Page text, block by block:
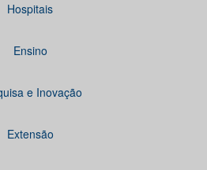
Hospitais
Ensino
e Inovação
Extensão